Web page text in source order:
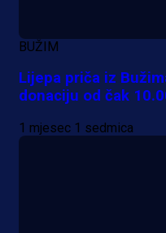
MrBit:
bonus
BUŽIM
Lijepa priča iz
donaciju od čak
1 mjesec 1 sedmica